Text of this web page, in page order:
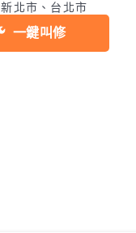
新北市、台北市
一鍵叫修